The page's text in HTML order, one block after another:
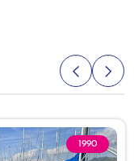
1990